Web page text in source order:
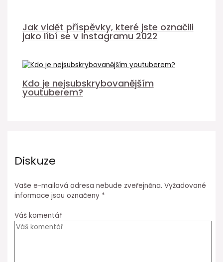
Jak vidět příspěvky, které jste označili
jako líbí se v Instagramu 2022
Kdo je nejsubskrybovanějším
youtuberem?
Diskuze
Vaše e-mailová adresa nebude zveřejněna. Vyžadované
informace jsou označeny *
Váš komentář